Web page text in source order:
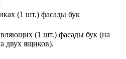
(1 шт.) фасады бук
(1 шт.) фасады бук (на
двух ящиков).